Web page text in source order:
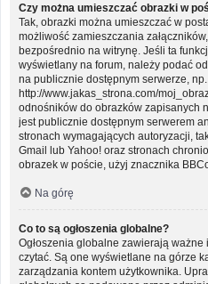
Czy można umieszczać obrazki w
Tak, obrazki można umieszczać w
możliwość zamieszczania
bezpośrednio na witrynę. Jeśli ta
wyświetlany na forum, należy podać
na publicznie dostępnym serwerze, np.
http://www.jakas_strona.com/
odnośników do obrazków zapisanych
jest publicznie dostępnym serwerem
stronach wymagających autoryzacji,
Gmail lub Yahoo! oraz stronach
obrazek w poście, użyj znacznika
Na górę
Co to są ogłoszenia globalne?
Ogłoszenia globalne zawierają
czytać. Są one wyświetlane na górze
zarządzania kontem użytkownika.